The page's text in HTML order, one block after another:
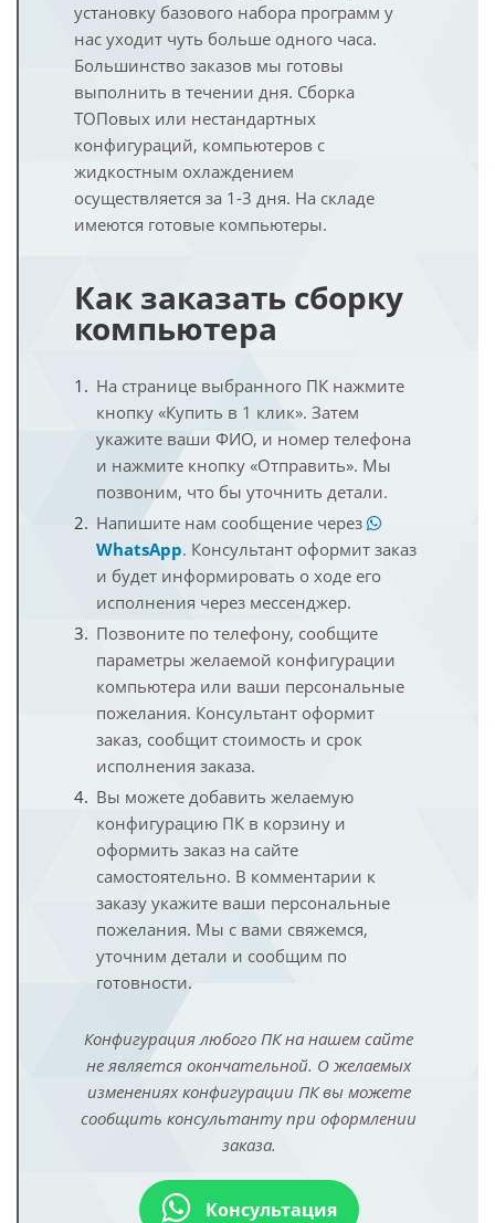
установку базового набора программ у
нас уходит чуть больше одного часа.
Большинство заказов мы готовы
выполнить в течении дня. Сборка
ТОПовых или нестандартных
конфигураций, компьютеров с
жидкостным охлаждением
осуществляется за 1-3 дня. На складе
имеются готовые компьютеры.
Как заказать сборку
компьютера
На странице выбранного ПК нажмите
кнопку «Купить в 1 клик». Затем
укажите ваши ФИО, и номер телефона
и нажмите кнопку «Отправить». Мы
позвоним, что бы уточнить детали.
Напишите нам сообщение через
WhatsApp. Консультант оформит заказ
и будет информировать о ходе его
исполнения через мессенджер.
Позвоните по телефону, сообщите
параметры желаемой конфигурации
компьютера или ваши персональные
пожелания. Консультант оформит
заказ, сообщит стоимость и срок
исполнения заказа.
Вы можете добавить желаемую
конфигурацию ПК в корзину и
оформить заказ на сайте
самостоятельно. В комментарии к
заказу укажите ваши персональные
пожелания. Мы с вами свяжемся,
уточним детали и сообщим по
готовности.
Конфигурация любого ПК на нашем сайте
не является окончательной. О желаемых
изменениях конфигурации ПК вы можете
сообщить консультанту при оформлении
заказа.
Консультация